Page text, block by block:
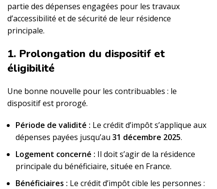
partie des dépenses engagées pour les travaux
d’accessibilité et de sécurité de leur résidence
principale.
1. Prolongation du dispositif et
éligibilité
Une bonne nouvelle pour les contribuables : le
dispositif est prorogé.
Période de validité : Le crédit d’impôt s’applique aux
dépenses payées jusqu’au 31 décembre 2025.
Logement concerné : Il doit s’agir de la résidence
principale du bénéficiaire, située en France.
Bénéficiaires : Le crédit d’impôt cible les personnes :